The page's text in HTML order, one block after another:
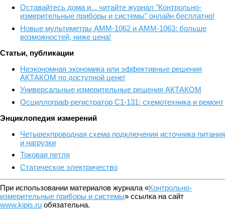
Оставайтесь дома и... читайте журнал "Контрольно-
измерительные приборы и системы" онлайн бесплатно!
Новые мультиметры АММ-1062 и АММ-1063: больше
возможностей, ниже цена!
Статьи, публикации
Неэкономная экономика или эффективные решения
АКТАКОМ по доступной цене!
Универсальные измерительные решения АКТАКОМ
Осциллограф-регистратор С1-131: схемотехника и ремонт
Энциклопедия измерений
Четырехпроводная схема подключения источника питания
и нагрузки
Токовая петля
Статическое электричество
При использовании материалов журнала «Контрольно-
измерительные приборы и системы» ссылка на сайт
www.kipis.ru обязательна.